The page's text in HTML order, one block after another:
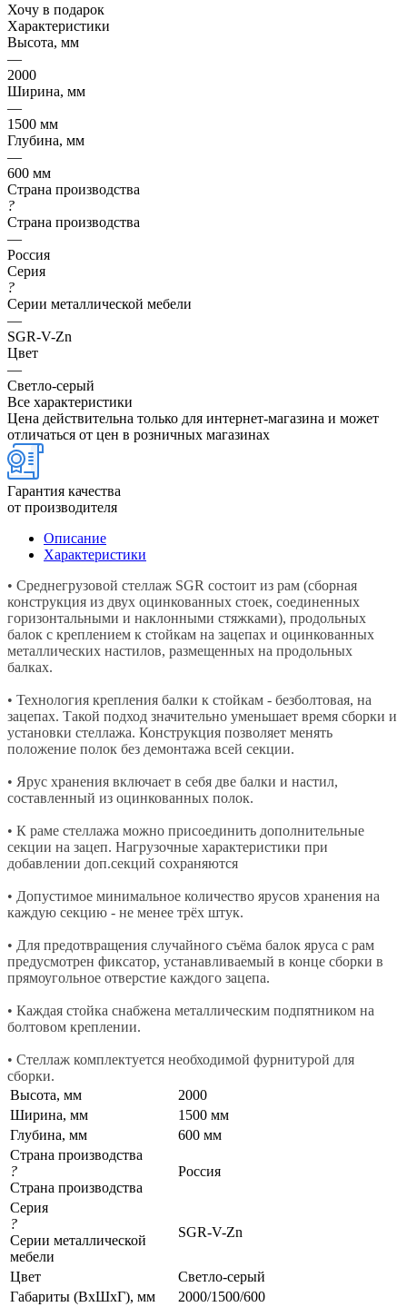
Хочу в подарок
Характеристики
Высота, мм
—
2000
Ширина, мм
—
1500 мм
Глубина, мм
—
600 мм
Страна производства
?
Страна производства
—
Россия
Серия
?
Серии металлической мебели
—
SGR-V-Zn
Цвет
—
Светло-серый
Все характеристики
Цена действительна только для интернет-магазина и может
отличаться от цен в розничных магазинах
Гарантия качества
от производителя
Описание
Характеристики
• Среднегрузовой стеллаж SGR состоит из рам (сборная
конструкция из двух оцинкованных стоек, соединенных
горизонтальными и наклонными стяжками), продольных
балок с креплением к стойкам на зацепах и оцинкованных
металлических настилов, размещенных на продольных
балках.
• Технология крепления балки к стойкам - безболтовая, на
зацепах. Такой подход значительно уменьшает время сборки и
установки стеллажа. Конструкция позволяет менять
положение полок без демонтажа всей секции.
• Ярус хранения включает в себя две балки и настил,
составленный из оцинкованных полок.
• К раме стеллажа можно присоединить дополнительные
секции на зацеп. Нагрузочные характеристики при
добавлении доп.секций сохраняются
• Допустимое минимальное количество ярусов хранения на
каждую секцию - не менее трёх штук.
• Для предотвращения случайного съёма балок яруса с рам
предусмотрен фиксатор, устанавливаемый в конце сборки в
прямоугольное отверстие каждого зацепа.
• Каждая стойка снабжена металлическим подпятником на
болтовом креплении.
• Стеллаж комплектуется необходимой фурнитурой для
сборки.
Высота, мм
2000
Ширина, мм
1500 мм
Глубина, мм
600 мм
Страна производства
?
Страна производства
Россия
Серия
?
Серии металлической
мебели
SGR-V-Zn
Цвет
Светло-серый
Габариты (ВхШхГ), мм
2000/1500/600